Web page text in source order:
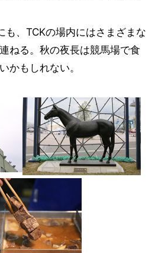
も、TCKの場内にはさまざまな
ねる。秋の夜長は競馬場で食
かもしれない。